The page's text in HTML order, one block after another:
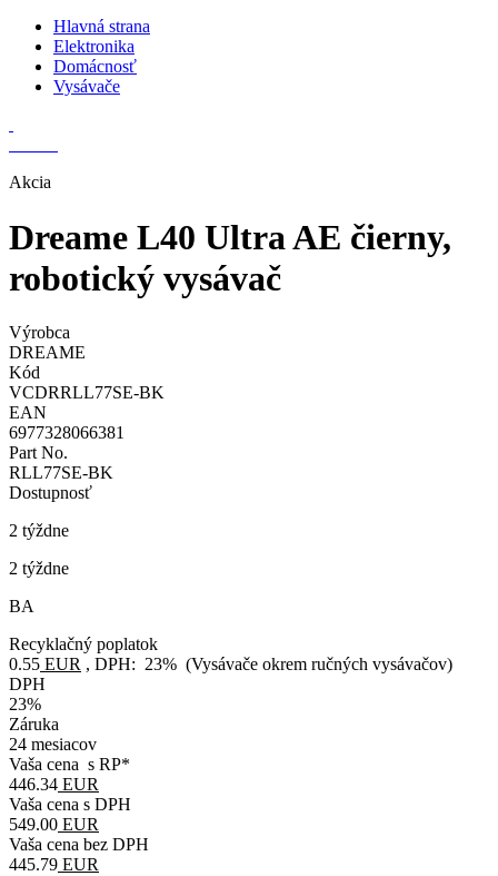
Hlavná strana
Elektronika
Domácnosť
Vysávače
Akcia
Dreame L40 Ultra AE čierny,
robotický vysávač
Výrobca
DREAME
Kód
VCDRRLL77SE-BK
EAN
6977328066381
Part No.
RLL77SE-BK
Dostupnosť
2 týždne
2 týždne
BA
Recyklačný poplatok
0.55 EUR , DPH: 23% (Vysávače okrem ručných vysávačov)
DPH
23%
Záruka
24 mesiacov
Vaša cena s RP*
446.34 EUR
Vaša cena s DPH
549.00 EUR
Vaša cena bez DPH
445.79 EUR